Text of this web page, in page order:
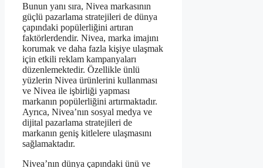
Bunun yanı sıra, Nivea markasının
güçlü pazarlama stratejileri de dünya
çapındaki popülerliğini artıran
faktörlerdendir. Nivea, marka imajını
korumak ve daha fazla kişiye ulaşmak
için etkili reklam kampanyaları
düzenlemektedir. Özellikle ünlü
yüzlerin Nivea ürünlerini kullanması
ve Nivea ile işbirliği yapması
markanın popülerliğini artırmaktadır.
Ayrıca, Nivea’nın sosyal medya ve
dijital pazarlama stratejileri de
markanın geniş kitlelere ulaşmasını
sağlamaktadır.
Nivea’nın dünya çapındaki ünü ve